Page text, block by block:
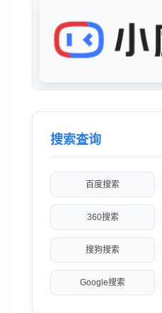
搜索查询
百度搜索
360搜索
搜狗搜索
Google搜索